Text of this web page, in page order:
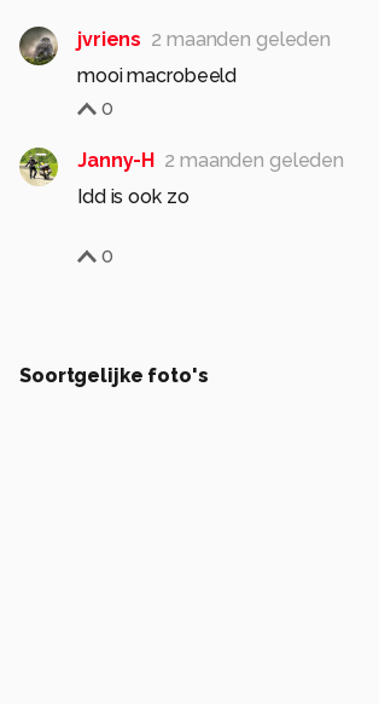
jvriens 2 maanden geleden
mooi macrobeeld
0
Janny-H 2 maanden geleden
Idd is ook zo
0
Soortgelijke foto's